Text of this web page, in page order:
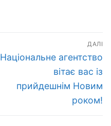
ДАЛІ
Наступний
Національне агентство
вітає вас із
прийдешнім Новим
роком!